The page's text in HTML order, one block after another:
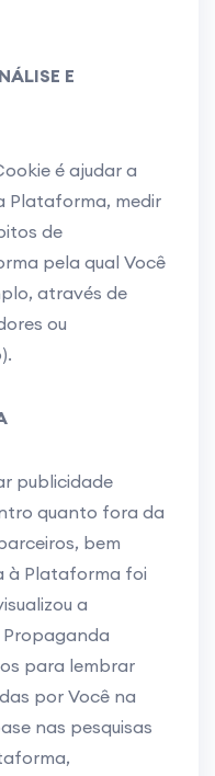
E
é ajudar a
Plataforma, medir
de
pela qual Você
através de
ou
publicidade
quanto fora da
bem
à Plataforma foi
a
Propaganda
para lembrar
por Você na
nas pesquisas